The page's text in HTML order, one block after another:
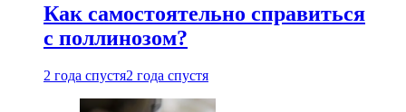
Как самостоятельно справиться
с поллинозом?
2 года спустя2 года спустя